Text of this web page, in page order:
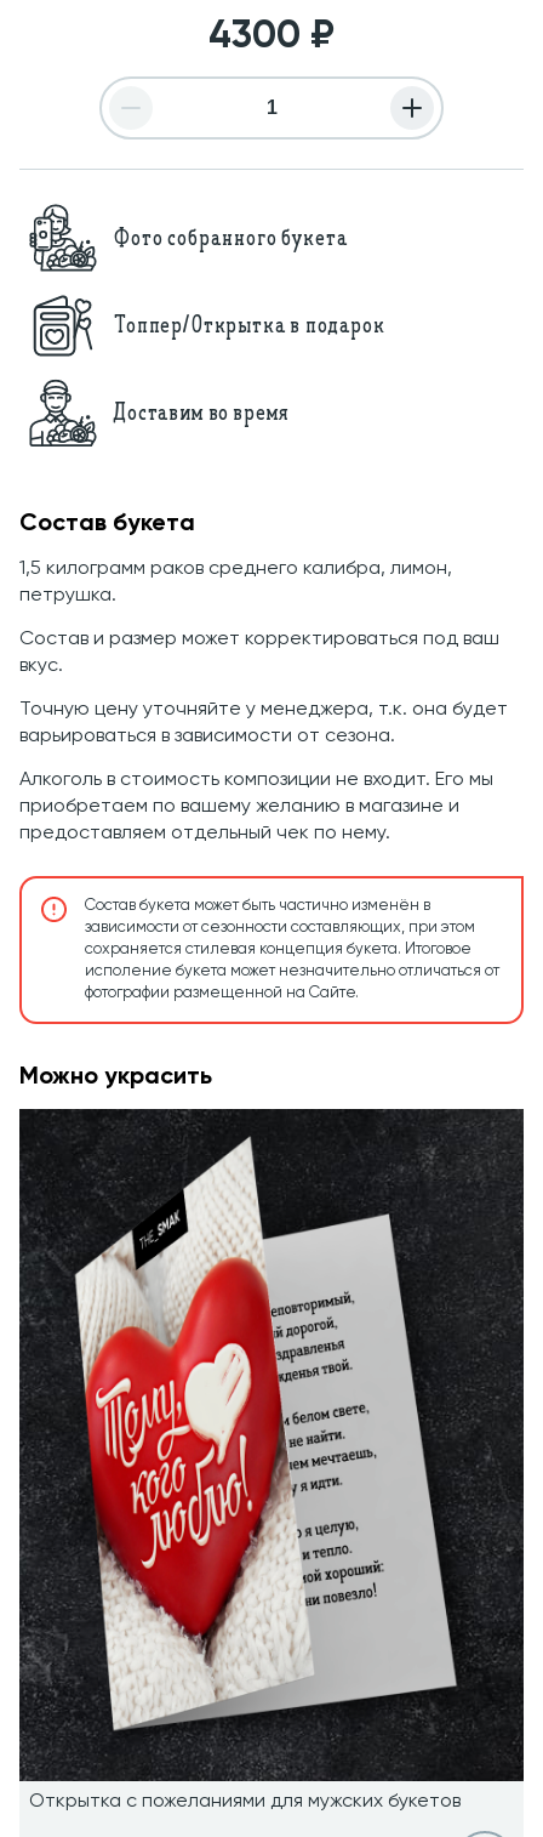
4300 ₽
Фото собранного букета
Топпер/Открытка в подарок
Доставим во время
Состав букета
1,5 килограмм раков среднего калибра, лимон,
петрушка.
Состав и размер может корректироваться под ваш
вкус.
Точную цену уточняйте у менеджера, т.к. она будет
варьироваться в зависимости от сезона.
Алкоголь в стоимость композиции не входит. Его мы
приобретаем по вашему желанию в магазине и
предоставляем отдельный чек по нему.
Состав букета может быть частично изменён в
зависимости от сезонности составляющих, при этом
сохраняется стилевая концепция букета. Итоговое
исполение букета может незначительно отличаться от
фотографии размещенной на Сайте.
Можно украсить
Открытка с пожеланиями для мужских букетов